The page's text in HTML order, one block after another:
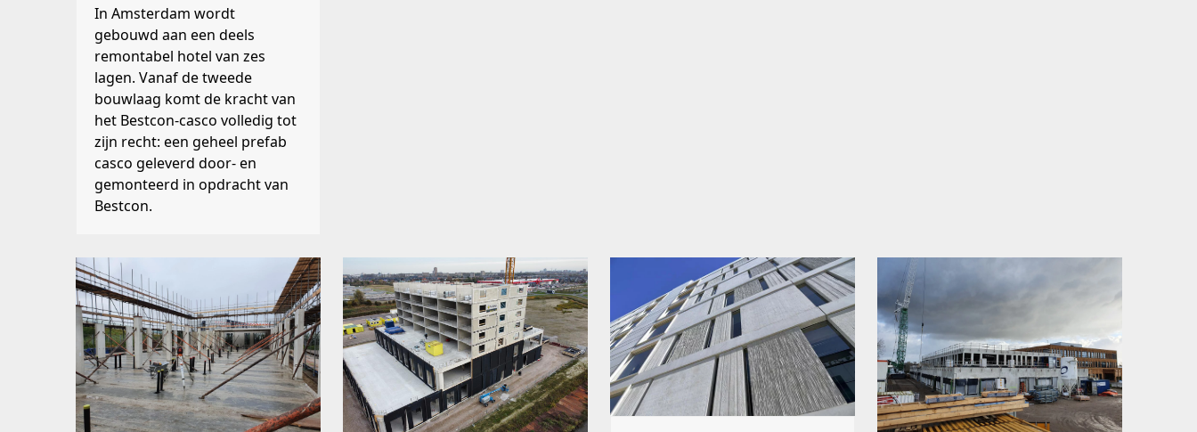
In Amsterdam wordt
gebouwd aan een deels
remontabel hotel van zes
lagen. Vanaf de tweede
bouwlaag komt de kracht van
het Bestcon-casco volledig tot
zijn recht: een geheel prefab
casco geleverd door- en
gemonteerd in opdracht van
Bestcon.